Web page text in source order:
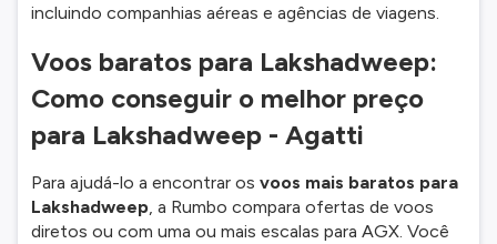
incluindo companhias aéreas e agências de viagens.
Voos baratos para Lakshadweep:
Como conseguir o melhor preço
para Lakshadweep - Agatti
Para ajudá-lo a encontrar os voos mais baratos para
Lakshadweep, a Rumbo compara ofertas de voos
diretos ou com uma ou mais escalas para AGX. Você